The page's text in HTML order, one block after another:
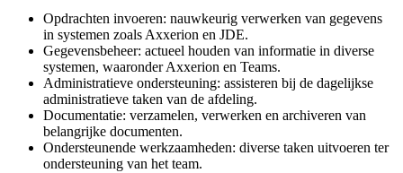
Opdrachten invoeren: nauwkeurig verwerken van gegevens
in systemen zoals Axxerion en JDE.
Gegevensbeheer: actueel houden van informatie in diverse
systemen, waaronder Axxerion en Teams.
Administratieve ondersteuning: assisteren bij de dagelijkse
administratieve taken van de afdeling.
Documentatie: verzamelen, verwerken en archiveren van
belangrijke documenten.
Ondersteunende werkzaamheden: diverse taken uitvoeren ter
ondersteuning van het team.